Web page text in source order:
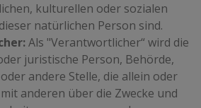
kulturellen oder sozialen
natürlichen Person sind.
Als "Verantwortlicher“ wird die
juristische Person, Behörde,
andere Stelle, die allein oder
anderen über die Zwecke und